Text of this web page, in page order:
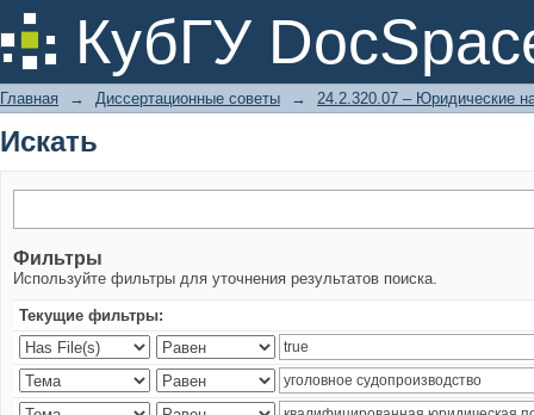
КубГУ
Искать
Главная → Диссертационные советы → 24.2.320.07 – Юридические
Искать
Фильтры
Используйте фильтры для уточнения результатов поиска.
Текущие фильтры: